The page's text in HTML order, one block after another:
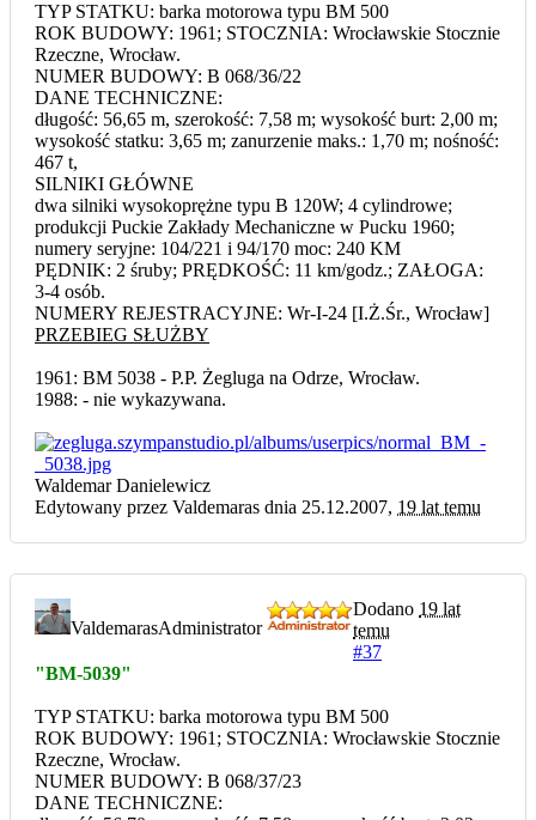
TYP STATKU: barka motorowa typu BM 500
ROK BUDOWY: 1961; STOCZNIA: Wrocławskie Stocznie
Rzeczne, Wrocław.
NUMER BUDOWY: B 068/36/22
DANE TECHNICZNE:
długość: 56,65 m, szerokość: 7,58 m; wysokość burt: 2,00 m;
wysokość statku: 3,65 m; zanurzenie maks.: 1,70 m; nośność:
467 t,
SILNIKI GŁÓWNE
dwa silniki wysokoprężne typu B 120W; 4 cylindrowe;
produkcji Puckie Zakłady Mechaniczne w Pucku 1960;
numery seryjne: 104/221 i 94/170 moc: 240 KM
PĘDNIK: 2 śruby; PRĘDKOŚĆ: 11 km/godz.; ZAŁOGA:
3-4 osób.
NUMERY REJESTRACYJNE: Wr-I-24 [I.Ż.Śr., Wrocław]
PRZEBIEG SŁUŻBY
1961: BM 5038 - P.P. Żegluga na Odrze, Wrocław.
1988: - nie wykazywana.
Waldemar Danielewicz
Edytowany przez Valdemaras dnia 25.12.2007, 19 lat temu
ValdemarasAdministrator
Dodano 19 lat
temu
#37
"BM-5039"
TYP STATKU: barka motorowa typu BM 500
ROK BUDOWY: 1961; STOCZNIA: Wrocławskie Stocznie
Rzeczne, Wrocław.
NUMER BUDOWY: B 068/37/23
DANE TECHNICZNE: